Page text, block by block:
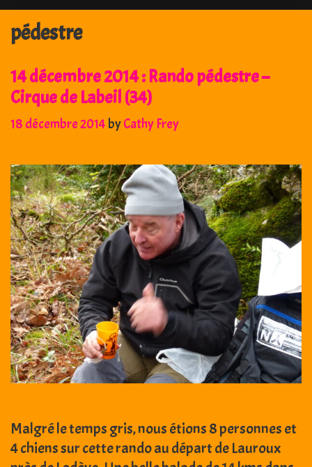
pédestre
14 décembre 2014 : Rando pédestre –
Cirque de Labeil (34)
18 décembre 2014 byCathy Frey
Malgré le temps gris, nous étions 8 personnes et
4 chiens sur cette rando au départ de Lauroux